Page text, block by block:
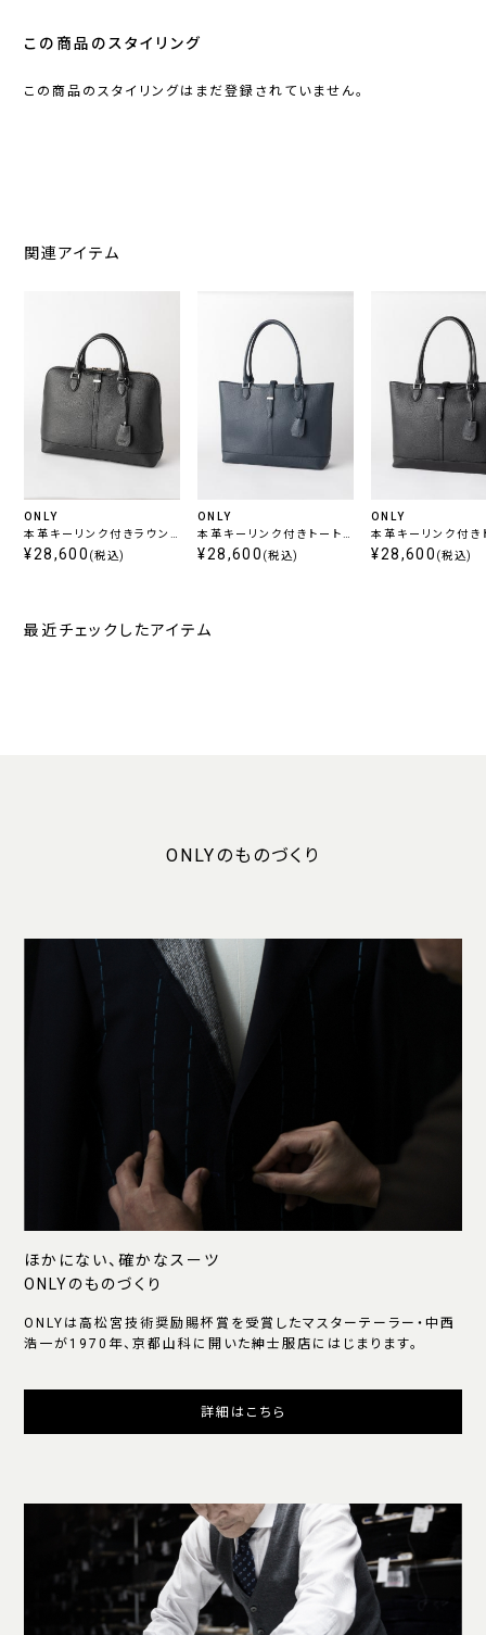
この商品のスタイリング
この商品のスタイリングはまだ登録されていません。
関連アイテム
ONLY
本革キーリンク付きラウン
ドブリーフバッグ ブラック
¥28,600 (税込)
ONLY
本革キーリンク付きトート
バッグ ネイビー
¥28,600 (税込)
ONLY
本革キーリンク付き
バッグ ブラック
¥28,600 (税込)
最近チェックしたアイテム
ONLYのものづくり
ほかにない、確かなスーツ
ONLYのものづくり
ONLYは高松宮技術奨励賜杯賞を受賞したマスターテーラー・中西
浩一が1970年、京都山科に開いた紳士服店にはじまります。
詳細はこちら